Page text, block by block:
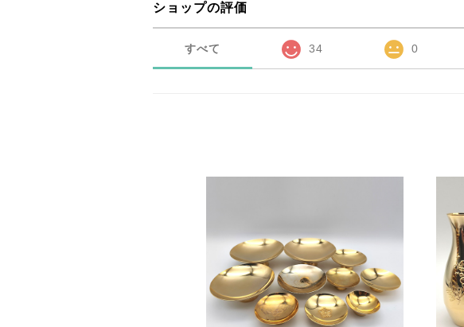
ショップの評価
すべて 34 0